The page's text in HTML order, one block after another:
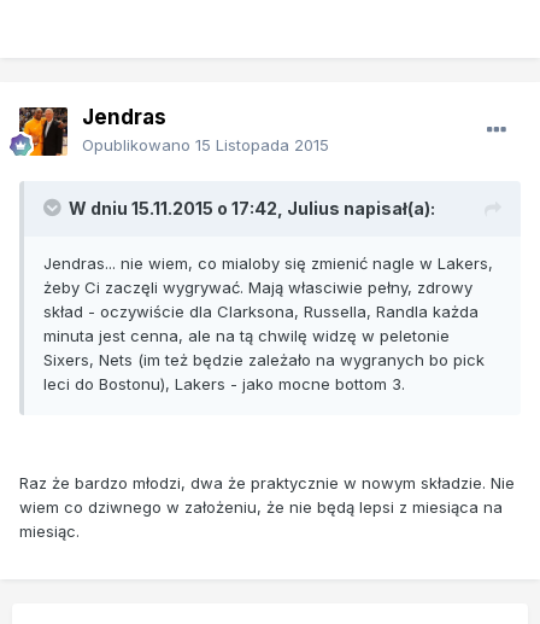
Jendras
Opublikowano 15 Listopada 2015
W dniu 15.11.2015 o 17:42, Julius napisał(a):
Jendras... nie wiem, co mialoby się zmienić nagle w Lakers,
żeby Ci zaczęli wygrywać. Mają własciwie pełny, zdrowy
skład - oczywiście dla Clarksona, Russella, Randla każda
minuta jest cenna, ale na tą chwilę widzę w peletonie
Sixers, Nets (im też będzie zależało na wygranych bo pick
leci do Bostonu), Lakers - jako mocne bottom 3.
Raz że bardzo młodzi, dwa że praktycznie w nowym składzie. Nie
wiem co dziwnego w założeniu, że nie będą lepsi z miesiąca na
miesiąc.